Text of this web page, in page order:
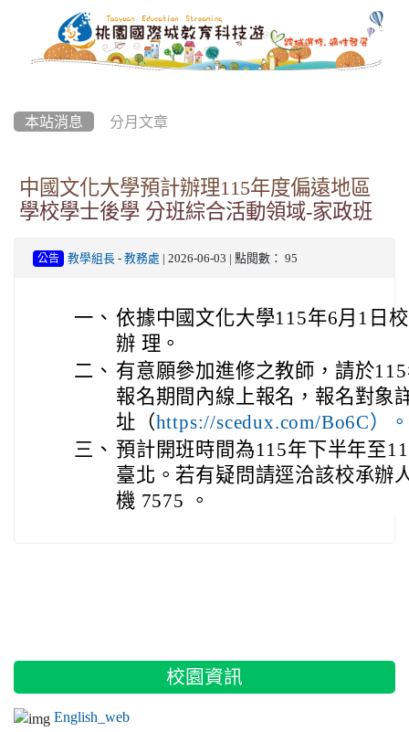
本站消息 分月文章
中國文化大學預計辦理115年度偏遠地區
學校學士後學 分班綜合活動領域-家政班
公告 教學組長- 教務處 | 2026-06-03 | 點閱數： 95
一、 依據中國文化大學115年6月1日
辦 理。
二、 有意願參加進修之教師，請於
報名期間內線上報名，報名對象
址（https://scedux.com/Bo6C）。
三、 預計開班時間為115年下半年至
臺北。若有疑問請逕洽該校承辦
機 7575 。
::: 校園資訊
English_web